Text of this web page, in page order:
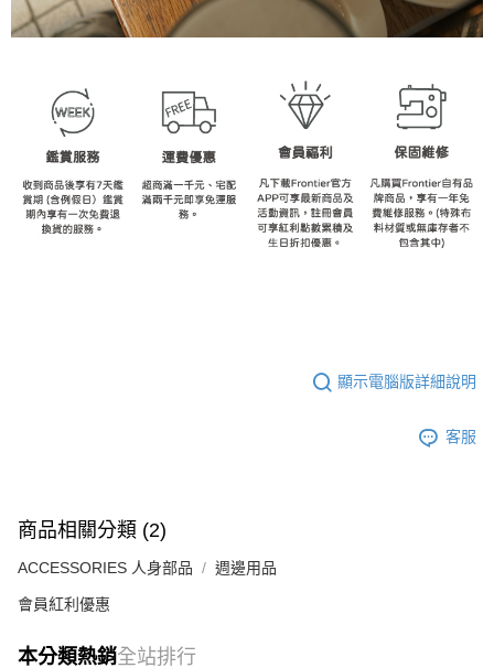
顯示電腦版詳細說明
客服
商品相關分類 (2)
ACCESSORIES 人身部品 週邊用品
會員紅利優惠
本分類熱銷全站排行